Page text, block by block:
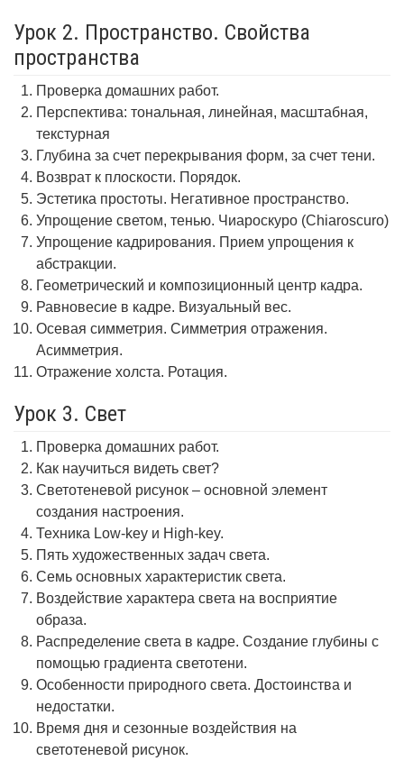
Урок 2. Пространство. Свойства
пространства
Проверка домашних работ.
Перспектива: тональная, линейная, масштабная,
текстурная
Глубина за счет перекрывания форм, за счет тени.
Возврат к плоскости. Порядок.
Эстетика простоты. Негативное пространство.
Упрощение светом, тенью. Чиароскуро (Chiaroscuro)
Упрощение кадрирования. Прием упрощения к
абстракции.
Геометрический и композиционный центр кадра.
Равновесие в кадре. Визуальный вес.
Осевая симметрия. Симметрия отражения.
Асимметрия.
Отражение холста. Ротация.
Урок 3. Свет
Проверка домашних работ.
Как научиться видеть свет?
Светотеневой рисунок – основной элемент
создания настроения.
Техника Low-key и High-key.
Пять художественных задач света.
Семь основных характеристик света.
Воздействие характера света на восприятие
образа.
Распределение света в кадре. Создание глубины с
помощью градиента светотени.
Особенности природного света. Достоинства и
недостатки.
Время дня и сезонные воздействия на
светотеневой рисунок.